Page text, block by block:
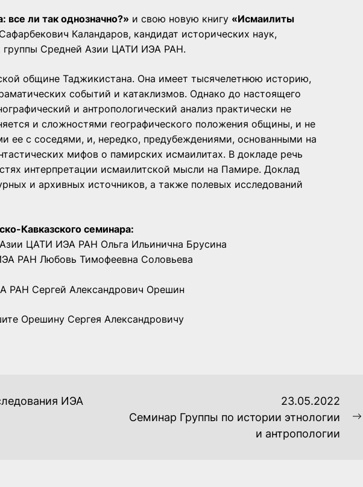
ли так однозначно?» и свою новую книгу «Исмаилиты
Каландаров, кандидат исторических наук,
группы Средней Азии ЦАТИ ИЭА РАН.
общине Таджикистана. Она имеет тысячелетнюю историю,
событий и катаклизмов. Однако до настоящего
и антропологический анализ практически не
и сложностями географического положения общины, и не
ее с соседями, и, нередко, предубеждениями, основанными на
мифов о памирских исмаилитах. В докладе речь
интерпретации исмаилитской мысли на Памире. Доклад
и архивных источников, а также полевых исследований
Кавказского семинара:
ЦАТИ ИЭА РАН Ольга Ильинична Брусина
РАН Любовь Тимофеевна Соловьева
РАН Сергей Александрович Орешин
Орешину Сергея Александровичу
ИЭА
23.05.2022
Семинар Группы по истории этнологии
и антропологии